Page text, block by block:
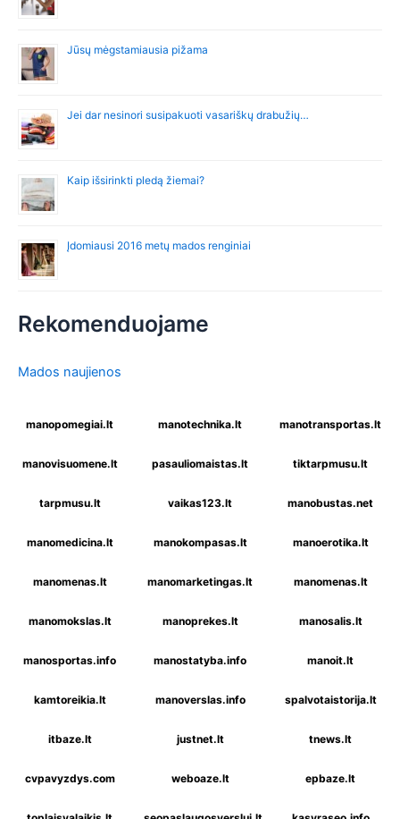
Jūsų mėgstamiausia pižama
Jei dar nesinori susipakuoti vasariškų drabužių…
Kaip išsirinkti pledą žiemai?
Įdomiausi 2016 metų mados renginiai
Rekomenduojame
Mados naujienos
manopomegiai.lt manotechnika.lt manotransportas.lt
manovisuomene.lt pasauliomaistas.lt tiktarpmusu.lt
tarpmusu.lt vaikas123.lt manobustas.net
manomedicina.lt manokompasas.lt manoerotika.lt
manomenas.lt manomarketingas.lt manomenas.lt
manomokslas.lt manoprekes.lt manosalis.lt
manosportas.info manostatyba.info manoit.lt
kamtoreikia.lt manoverslas.info spalvotaistorija.lt
itbaze.lt justnet.lt tnews.lt
cvpavyzdys.com weboaze.lt epbaze.lt